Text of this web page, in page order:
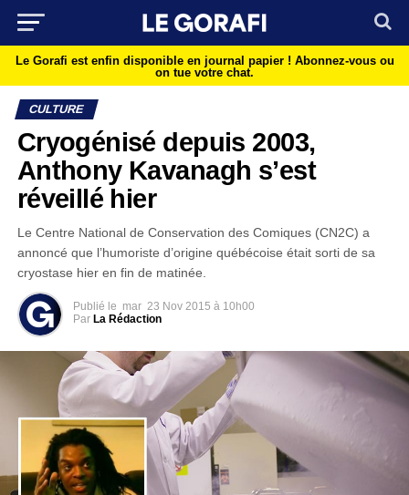
Le Gorafi est enfin disponible en journal papier ! Abonnez-vous ou
on tue votre chat.
CULTURE
Cryogénisé depuis 2003,
Anthony Kavanagh s’est
réveillé hier
Le Centre National de Conservation des Comiques (CN2C) a
annoncé que l’humoriste d’origine québécoise était sorti de sa
cryostase hier en fin de matinée.
Publié le mar 23 Nov 2015 à 10h00
Par La Rédaction